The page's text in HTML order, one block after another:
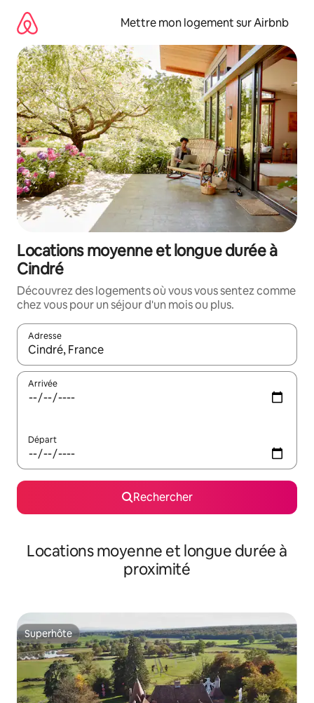
directement
contenu
Mettre mon logement sur Airbnb
Locations moyenne et longue durée à
Cindré
Découvrez des logements où vous vous sentez comme
chez vous pour un séjour d'un mois ou plus.
Adresse
Lorsque les résultats s'affichent, utilisez les flèches vers le
Arrivée
Départ
Rechercher
Locations moyenne et longue durée à
proximité
Superhôte
Superhôte